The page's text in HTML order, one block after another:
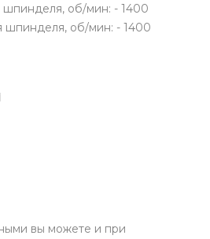
шпинделя, об/мин: - 1400
шпинделя, об/мин: - 1400
вы можете и при